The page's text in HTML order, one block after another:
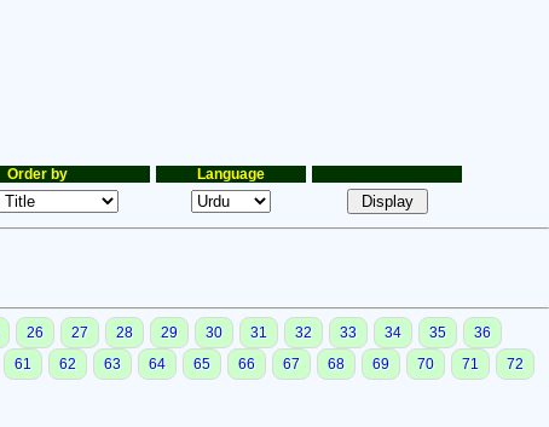
Order by Language
26 27 28 29 30 31 32 33 34 35
36
61 62 63 64 65 66 67 68 69 70 71
72